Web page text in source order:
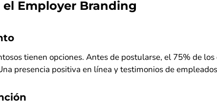
Employer Branding
tienen opciones. Antes de postularse, el 75% de
presencia positiva en línea y testimonios de